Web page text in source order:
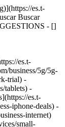
misma arquitectura repetible para reducir las zonas sin cobertura en interiores. - El área de TI dedica menos tiempo a resolver problemas. La gestión centralizada a través de [T-Platform](https://es.t-mobile.com/business/solutions/t-platform) se traduce en menos tickets de soporte y menos visitas presenciales. - Con capacidad para hasta 64 dispositivos simultáneos por unidad, 5G Signal Spot ayuda a que los dispositivos funcionen mejor y a que los equipos obtengan el rendimiento 5G de nivel de proveedor que necesitan. ## Casos de uso comunes. ### Cadenas minoristas con varias sucursales. [Cadenas minoristas con varias sucursa